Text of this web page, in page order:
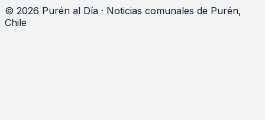
© 2026 Purén al Día · Noticias comunales de Purén,
Chile